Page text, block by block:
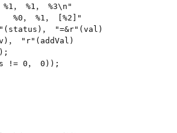
， %1， %3\n"
%0， %1， [%2]"
， "=&r"(val)
， "r"(addVal)
!= 0， 0));